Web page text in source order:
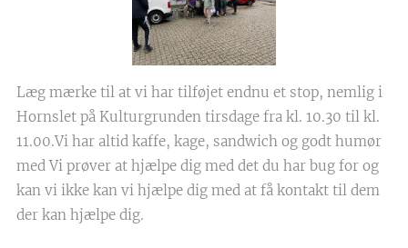
Læg mærke til at vi har tilføjet endnu et stop, nemlig i
Hornslet på Kulturgrunden tirsdage fra kl. 10.30 til kl.
11.00.Vi har altid kaffe, kage, sandwich og godt humør
med Vi prøver at hjælpe dig med det du har bug for og
kan vi ikke kan vi hjælpe dig med at få kontakt til dem
der kan hjælpe dig.